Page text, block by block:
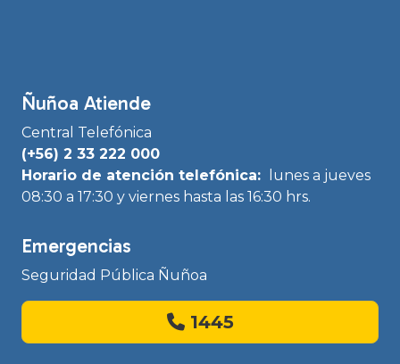
Ñuñoa Atiende
Central Telefónica
(+56) 2 33 222 000
Horario de atención telefónica:
lunes a jueves
08:30 a 17:30 y viernes hasta las 16:30 hrs.
Emergencias
Seguridad Pública Ñuñoa
1445